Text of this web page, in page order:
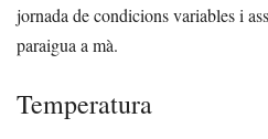
jornada de condicions variables i
paraigua a mà.
Temperatura